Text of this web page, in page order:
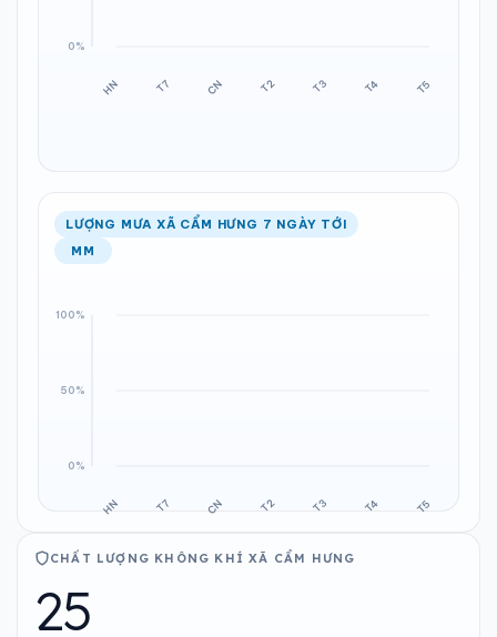
LƯỢNG MƯA XÃ CẨM HƯNG 7 NGÀY TỚI
MM
CHẤT LƯỢNG KHÔNG KHÍ XÃ CẨM HƯNG
25